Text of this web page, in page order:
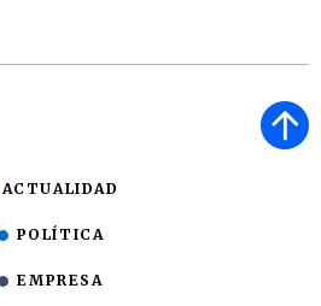
ACTUALIDAD
POLÍTICA
EMPRESA